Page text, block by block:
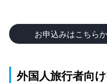
お申込みはこちら
外国人旅行者向